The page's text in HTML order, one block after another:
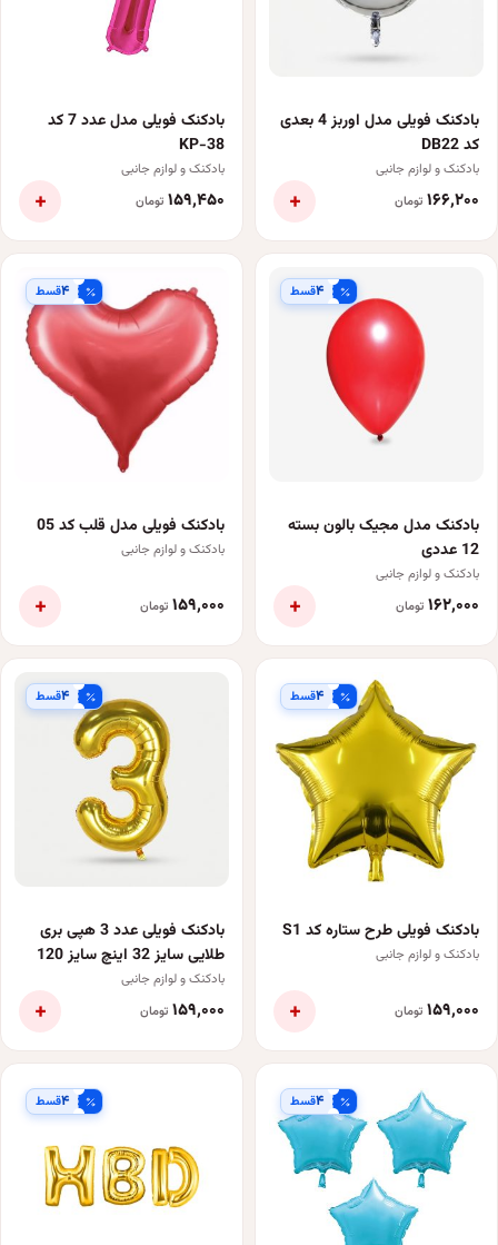
بادکنک فویلی مدل اوربز 4 بعدی
کد DB22
بادکنک و لوازم جانبی
۱۶۶٬۲۰۰ تومان +
بادکنک فویلی مدل عدد 7 کد
KP-38
بادکنک و لوازم جانبی
۱۵۹٬۴۵۰ تومان +
۴قسط
بادکنک مدل مجیک بالون بسته
12 عددی
بادکنک و لوازم جانبی
۱۶۲٬۰۰۰ تومان +
۴قسط
بادکنک فویلی مدل قلب کد 05
بادکنک و لوازم جانبی
۱۵۹٬۰۰۰ تومان +
۴قسط
بادکنک فویلی طرح ستاره کد S1
بادکنک و لوازم جانبی
۱۵۹٬۰۰۰ تومان +
۴قسط
بادکنک فویلی عدد 3 هپی بری
طلایی سایز 32 اینچ سایز 120
بادکنک و لوازم جانبی
۱۵۹٬۰۰۰ تومان +
۴قسط ۴قسط